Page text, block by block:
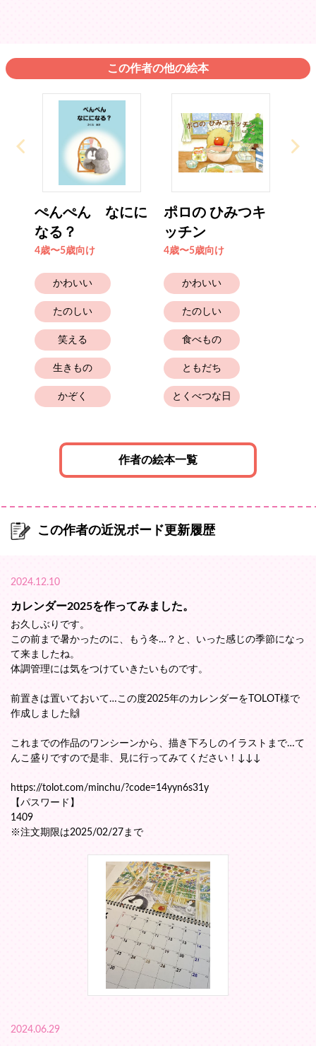
この作者の他の絵本
ぺんぺん なにに
なる？
4歳〜5歳向け
かわいい
たのしい
笑える
生きもの
かぞく
ポロの ひみつキ
ッチン
4歳〜5歳向け
かわいい
たのしい
食べもの
ともだち
とくべつな日
作者の絵本一覧
この作者の近況ボード更新履歴
2024.12.10
カレンダー2025を作ってみました。
お久しぶりです。
この前まで暑かったのに、もう冬…？と、いった感じの季節になっ
て来ましたね。
体調管理には気をつけていきたいものです。
前置きは置いておいて…この度2025年のカレンダーをTOLOT様で
作成しました🙌
これまでの作品のワンシーンから、描き下ろしのイラストまで…て
んこ盛りですので是非、見に行ってみてください！↓↓↓
https://tolot.com/minchu/?code=14yyn6s31y
【パスワード】
1409
※注文期限は2025/02/27まで
2024.06.29